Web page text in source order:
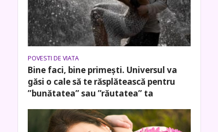
POVESTI DE VIATA
Bine faci, bine primești. Universul va
găsi o cale să te răsplătească pentru
”bunătatea” sau ”răutatea” ta